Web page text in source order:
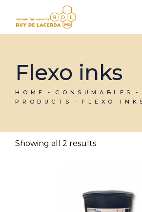
content
Flexo inks
HOME
CONSUMABLES
PRODUCTS
FLEXO
Showing all 2 results